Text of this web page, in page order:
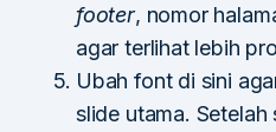
footer, nomor
agar terlihat lebih
Ubah font di sini
slide utama. Setelah